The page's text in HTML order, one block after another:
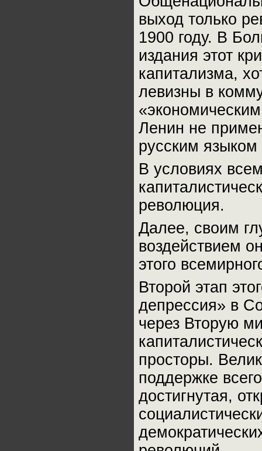
выход только
1900 году. В
издания этот
капитализма,
левизны в
Ленин не
русским
В условиях
революция.
Далее, своим
воздействием
этого
Второй этап
депрессия» в
через Вторую
просторы.
поддержке
достигнутая,